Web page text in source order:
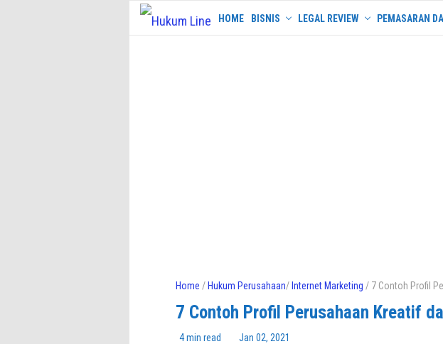
Skip
HOME BISNIS LEGAL REVIEW PEMASARAN
Home / Hukum Perusahaan/ Internet Marketing / 7 Contoh Profil
7 Contoh Profil Perusahaan Kreatif
4 min read Jan 02, 2021